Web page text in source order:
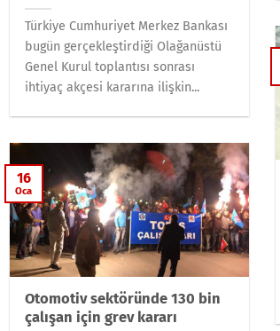
Türkiye Cumhuriyet Merkez Bankası
bugün gerçekleştirdiği Olağanüstü
Genel Kurul toplantısı sonrası
ihtiyaç akçesi kararına ilişkin...
Otomotiv sektöründe 130 bin
çalışan için grev kararı
16
Oca